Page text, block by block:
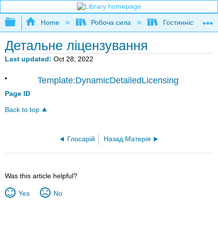
Expand/collapse global hierarchy
Home Робоча сила Гостинність
Детальне ліцензування
Last updated Oct 28, 2022
Page ID
Template:DynamicDetailedLicensing
Back to top
Глосарій Назад Матерія
Was this article helpful?
Yes No